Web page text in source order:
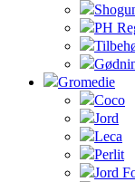
PH
Gromedie
Coco
Jord
Leca
Perlit
Jord